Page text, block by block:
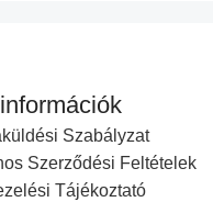
Standard 2021
retusálni szeretnél,
Szabályzat
Szerződési Feltételek
Tájékoztató